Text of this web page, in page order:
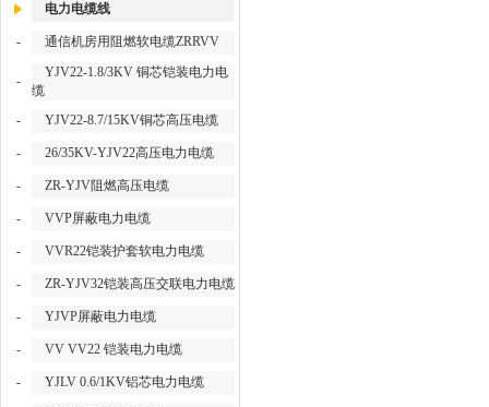
电力电缆线
- 通信机房用阻燃软电缆ZRRVV
-
YJV22-1.8/3KV 铜芯铠装电力电
缆
-
YJV22-8.7/15KV铜芯高压电缆
- 26/35KV-YJV22高压电力电缆
- ZR-YJV阻燃高压电缆
- VVP屏蔽电力电缆
- VVR22铠装护套软电力电缆
- ZR-YJV32铠装高压交联电力电缆
- YJVP屏蔽电力电缆
- VV VV22 铠装电力电缆
- YJLV 0.6/1KV铝芯电力电缆